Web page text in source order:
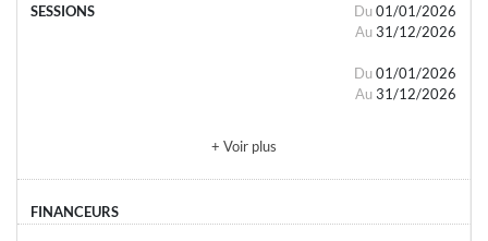
Du 01/01/2026
Au 31/12/2026
Du 01/01/2026
Au 31/12/2026
+ Voir plus